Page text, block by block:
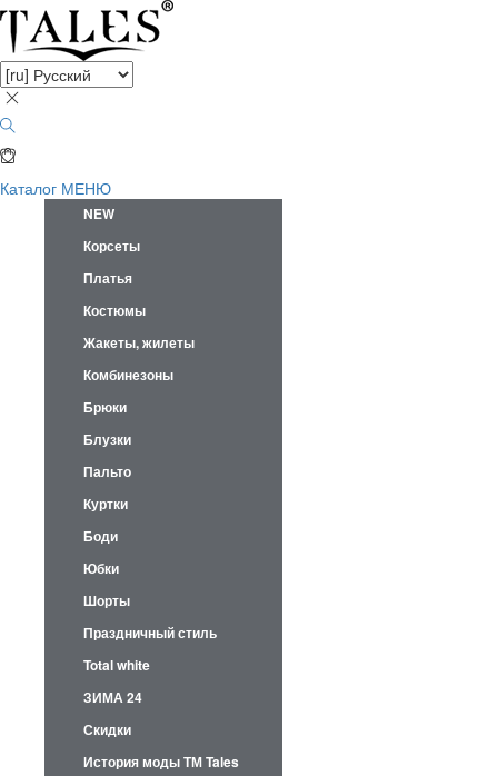
Каталог МЕНЮ
NEW
Корсеты
Платья
Костюмы
Жакеты, жилеты
Комбинезоны
Брюки
Блузки
Пальто
Куртки
Боди
Юбки
Шорты
Праздничный стиль
Total white
ЗИМА 24
Скидки
История моды ТМ Tales